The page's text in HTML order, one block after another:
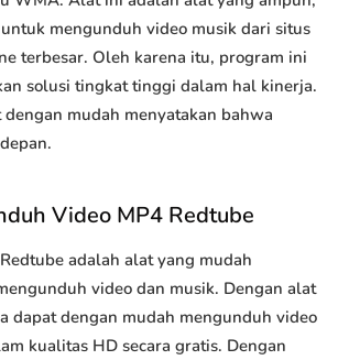
mengunduh video musik dari situs
terbesar. Oleh karena itu, program ini
solusi tingkat tinggi dalam hal kinerja.
mudah menyatakan bahwa
Video MP4 Redtube
adalah alat yang mudah
video dan musik. Dengan alat
dapat dengan mudah mengunduh video
kualitas HD secara gratis. Dengan